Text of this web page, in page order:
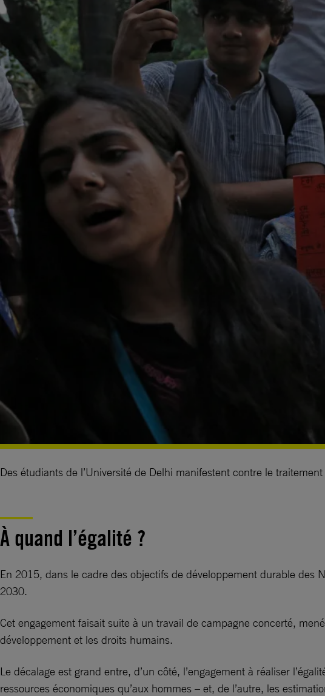
Des étudiants de l’Université de Delhi manifestent contre le
À quand l’égalité ?
En 2015, dans le cadre des objectifs de développement durable des
2030.
Cet engagement faisait suite à un travail de campagne concerté,
développement et les droits humains.
Le décalage est grand entre, d’un côté, l’engagement à réaliser
ressources économiques qu’aux hommes – et, de l’autre, les